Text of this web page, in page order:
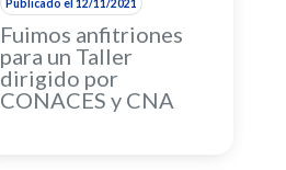
Publicado el 12/11/2021
Fuimos anfitriones
para un Taller
dirigido por
CONACES y CNA